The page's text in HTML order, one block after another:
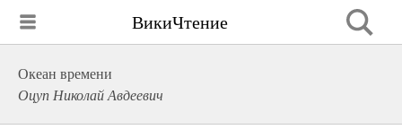
ВикиЧтение
Океан времени
Оцуп Николай Авдеевич